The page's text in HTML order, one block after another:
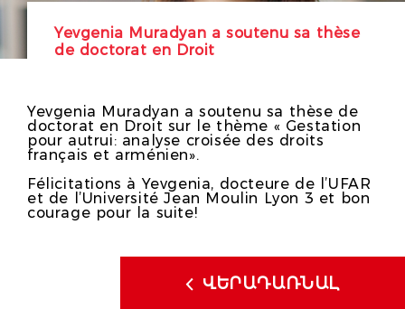
Yevgenia Muradyan a soutenu sa thèse
de doctorat en Droit
Yevgenia Muradyan a soutenu sa thèse de
doctorat en Droit sur le thème « Gestation
pour autrui: analyse croisée des droits
français et arménien».
Félicitations à Yevgenia, docteure de l’UFAR
et de l’Université Jean Moulin Lyon 3 et bon
courage pour la suite!
ՎԵՐԱԴԱՌՆԱԼ